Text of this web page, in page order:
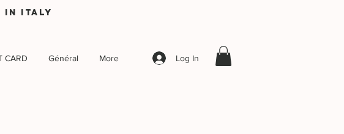
in Italy
CARD Général More Log In